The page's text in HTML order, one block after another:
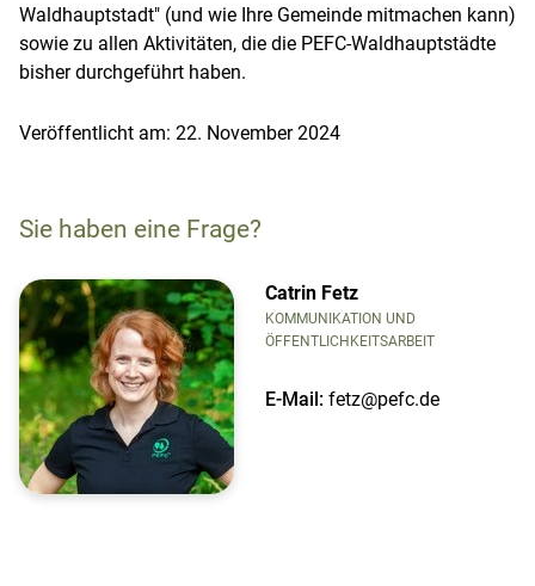
Waldhauptstadt" (und wie Ihre Gemeinde mitmachen kann)
sowie zu allen Aktivitäten, die die PEFC-Waldhauptstädte
bisher durchgeführt haben.
Veröffentlicht am: 22. November 2024
Sie haben eine Frage?
Catrin Fetz
KOMMUNIKATION UND
ÖFFENTLICHKEITSARBEIT
E-Mail: fetz@pefc.de